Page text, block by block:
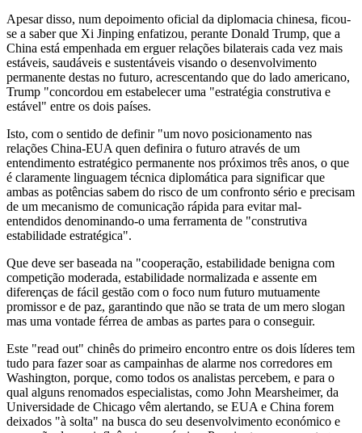
Apesar disso, num depoimento oficial da diplomacia chinesa, ficou-
se a saber que Xi Jinping enfatizou, perante Donald Trump, que a
China está empenhada em erguer relações bilaterais cada vez mais
estáveis, saudáveis e sustentáveis visando o desenvolvimento
permanente destas no futuro, acrescentando que do lado americano,
Trump "concordou em estabelecer uma "estratégia construtiva e
estável" entre os dois países.
Isto, com o sentido de definir "um novo posicionamento nas
relações China-EUA quen definira o futuro através de um
entendimento estratégico permanente nos próximos três anos, o que
é claramente linguagem técnica diplomática para significar que
ambas as potências sabem do risco de um confronto sério e precisam
de um mecanismo de comunicação rápida para evitar mal-
entendidos denominando-o uma ferramenta de "construtiva
estabilidade estratégica".
Que deve ser baseada na "cooperação, estabilidade benigna com
competição moderada, estabilidade normalizada e assente em
diferenças de fácil gestão com o foco num futuro mutuamente
promissor e de paz, garantindo que não se trata de um mero slogan
mas uma vontade férrea de ambas as partes para o conseguir.
Este "read out" chinês do primeiro encontro entre os dois líderes tem
tudo para fazer soar as campainhas de alarme nos corredores em
Washington, porque, como todos os analistas percebem, e para o
qual alguns renomados especialistas, como John Mearsheimer, da
Universidade de Chicago vêm alertando, se EUA e China forem
deixados "à solta" na busca do seu desenvolvimento económico e